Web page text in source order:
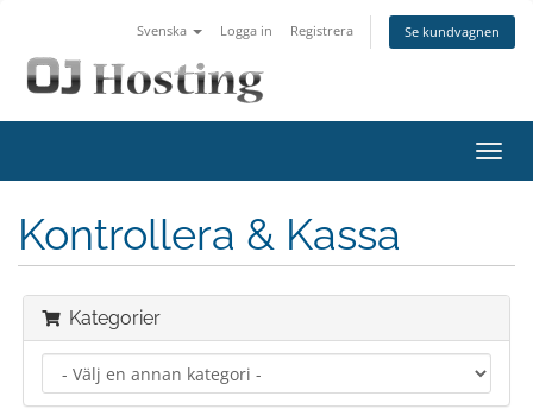
Svenska Logga in Registrera Se kundvagnen
Växla
Kontrollera & Kassa
Kategorier